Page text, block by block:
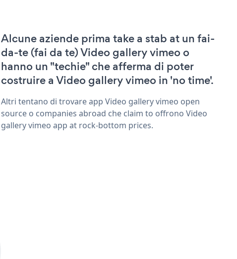
Alcune aziende prima take a stab at un fai-
da-te (fai da te) Video gallery vimeo o
hanno un "techie" che afferma di poter
costruire a Video gallery vimeo in 'no time'.
Altri tentano di trovare app Video gallery vimeo open
source o companies abroad che claim to offrono Video
gallery vimeo app at rock-bottom prices.